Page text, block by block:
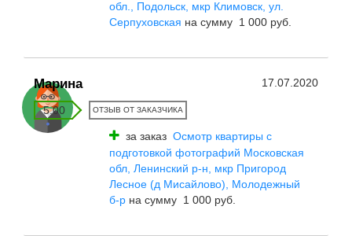
обл., Подольск, мкр Климовск, ул.
Серпуховская на сумму 1 000 руб.
Марина 17.07.2020
5.00 ОТЗЫВ ОТ ЗАКАЗЧИКА
за заказ Осмотр квартиры с
подготовкой фотографий Московская
обл, Ленинский р-н, мкр Пригород
Лесное (д Мисайлово), Молодежный
б-р на сумму 1 000 руб.